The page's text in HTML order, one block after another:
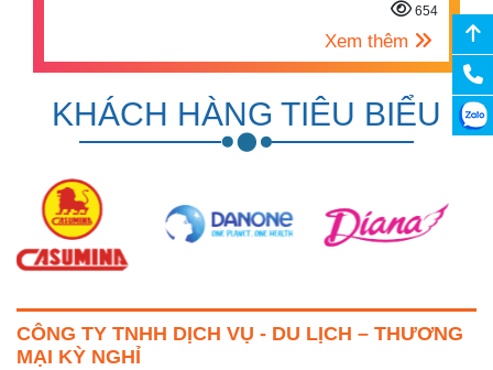
654
Xem thêm
KHÁCH HÀNG TIÊU BIỂU
CÔNG TY TNHH DỊCH VỤ - DU LỊCH – THƯƠNG
MẠI KỲ NGHỈ